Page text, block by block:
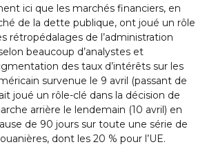
ici que les marchés financiers, en
de la dette publique, ont joué un rôle
rétropédalages de l’administration
beaucoup d’analystes et
des taux d’intérêts sur les
survenue le 9 avril (passant de
joué un rôle-clé dans la décision de
arrière le lendemain (10 avril) en
de 90 jours sur toute une série de
dont les 20 % pour l’UE.